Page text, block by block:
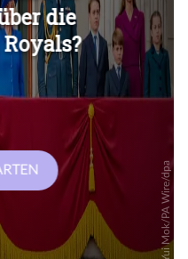
Überspringen